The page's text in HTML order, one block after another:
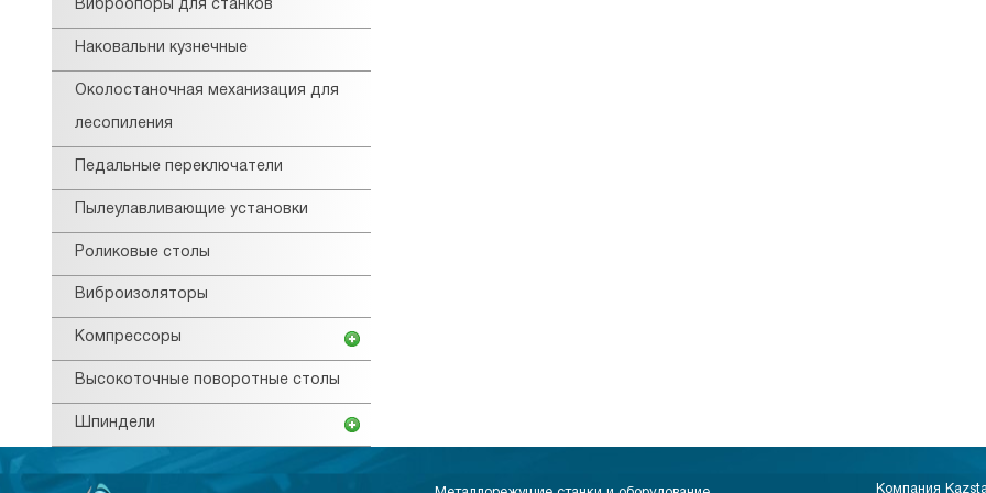
Виброопоры для станков
Наковальни кузнечные
Околостаночная механизация для
лесопиления
Педальные переключатели
Пылеулавливающие установки
Роликовые столы
Виброизоляторы
Компрессоры
Высокоточные поворотные столы
Шпиндели
Компания